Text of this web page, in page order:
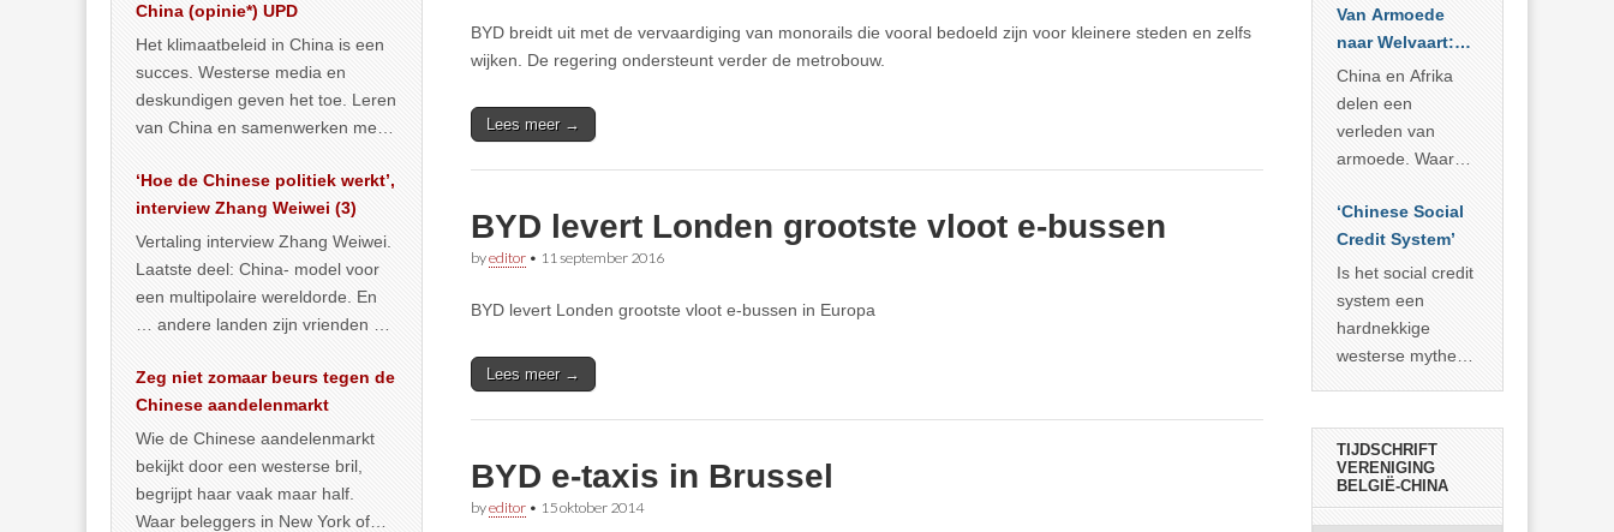
BYD breidt uit met de vervaardiging van monorails die vooral bedoeld zijn voor kleinere steden en zelfs
wijken. De regering ondersteunt verder de metrobouw.
Lees meer →
BYD levert Londen grootste vloot e-bussen
byeditor • 11 september 2016
BYD levert Londen grootste vloot e-bussen in Europa
Lees meer →
BYD e-taxis in Brussel
byeditor • 15 oktober 2014
China (opinie*) UPD
Het klimaatbeleid in China is een
succes. Westerse media en
deskundigen geven het toe. Leren
van China en samenwerken met
… >> lees meer
‘Hoe de Chinese politiek werkt’,
interview Zhang Weiwei (3)
Vertaling interview Zhang Weiwei.
Laatste deel: China- model voor
een multipolaire wereldorde. En
… andere landen zijn vrienden of
Zeg niet zomaar beurs tegen de
Chinese aandelenmarkt
Wie de Chinese aandelenmarkt
bekijkt door een westerse bril,
begrijpt haar vaak maar half.
Waar beleggers in New York of
Sociale
Wetenschappen
afnam van de
Britse
marxistische
econoom Michael
zien dat
… >> lees meer
Van Armoede
naar Welvaart:
Wat Afrika kan
leren van
China’s
economisch
China en Afrika
delen een
verleden van
armoede. Waar
voorbije veertig
jaar in slaagde
meer dan 800
miljoen mensen
uit de armoede
… >> lees meer
‘Chinese Social
Credit System’
Is het social credit
system een
hardnekkige
westerse mythe of
TIJDSCHRIFT
VERENIGING
BELGIË-CHINA